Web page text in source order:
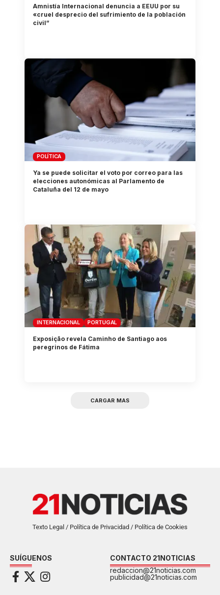
Amnistía Internacional denuncia a EEUU por su
«cruel desprecio del sufrimiento de la población
civil”
POLÍTICA
Ya se puede solicitar el voto por correo para las
elecciones autonómicas al Parlamento de
Cataluña del 12 de mayo
INTERNACIONAL PORTUGAL
Exposição revela Caminho de Santiago aos
peregrinos de Fátima
CARGAR MAS
Texto Legal / Política de Privacidad / Política de Cookies
SUÍGUENOS
CONTACTO 21NOTICIAS
redaccion@21noticias.com
publicidad@21noticias.com